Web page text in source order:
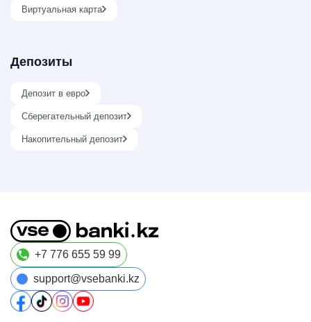
Виртуальная карта
Депозиты
Депозит в евро
Сберегательный депозит
Накопительный депозит
+7 776 655 59 99
support@vsebanki.kz